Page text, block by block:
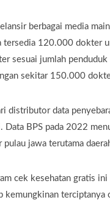
berbagai media
tersedia 120.000 dokter
sesuai jumlah
sekitar 150.000
distributor data
Data BPS pada 2022
pulau jawa terutama
cek kesehatan gratis
kemungkinan